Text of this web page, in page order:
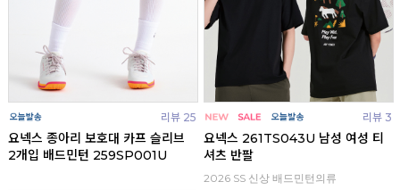
리뷰 25
요넥스 종아리 보호대 카프 슬리브
2개입 배드민턴 259SP001U
리뷰 3
요넥스 261TS043U 남성 여성 티
셔츠 반팔
2026 SS 신상 배드민턴의류